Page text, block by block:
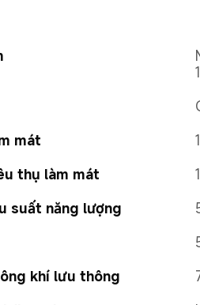
mát
thụ làm mát
suất năng lượng
khí lưu thông